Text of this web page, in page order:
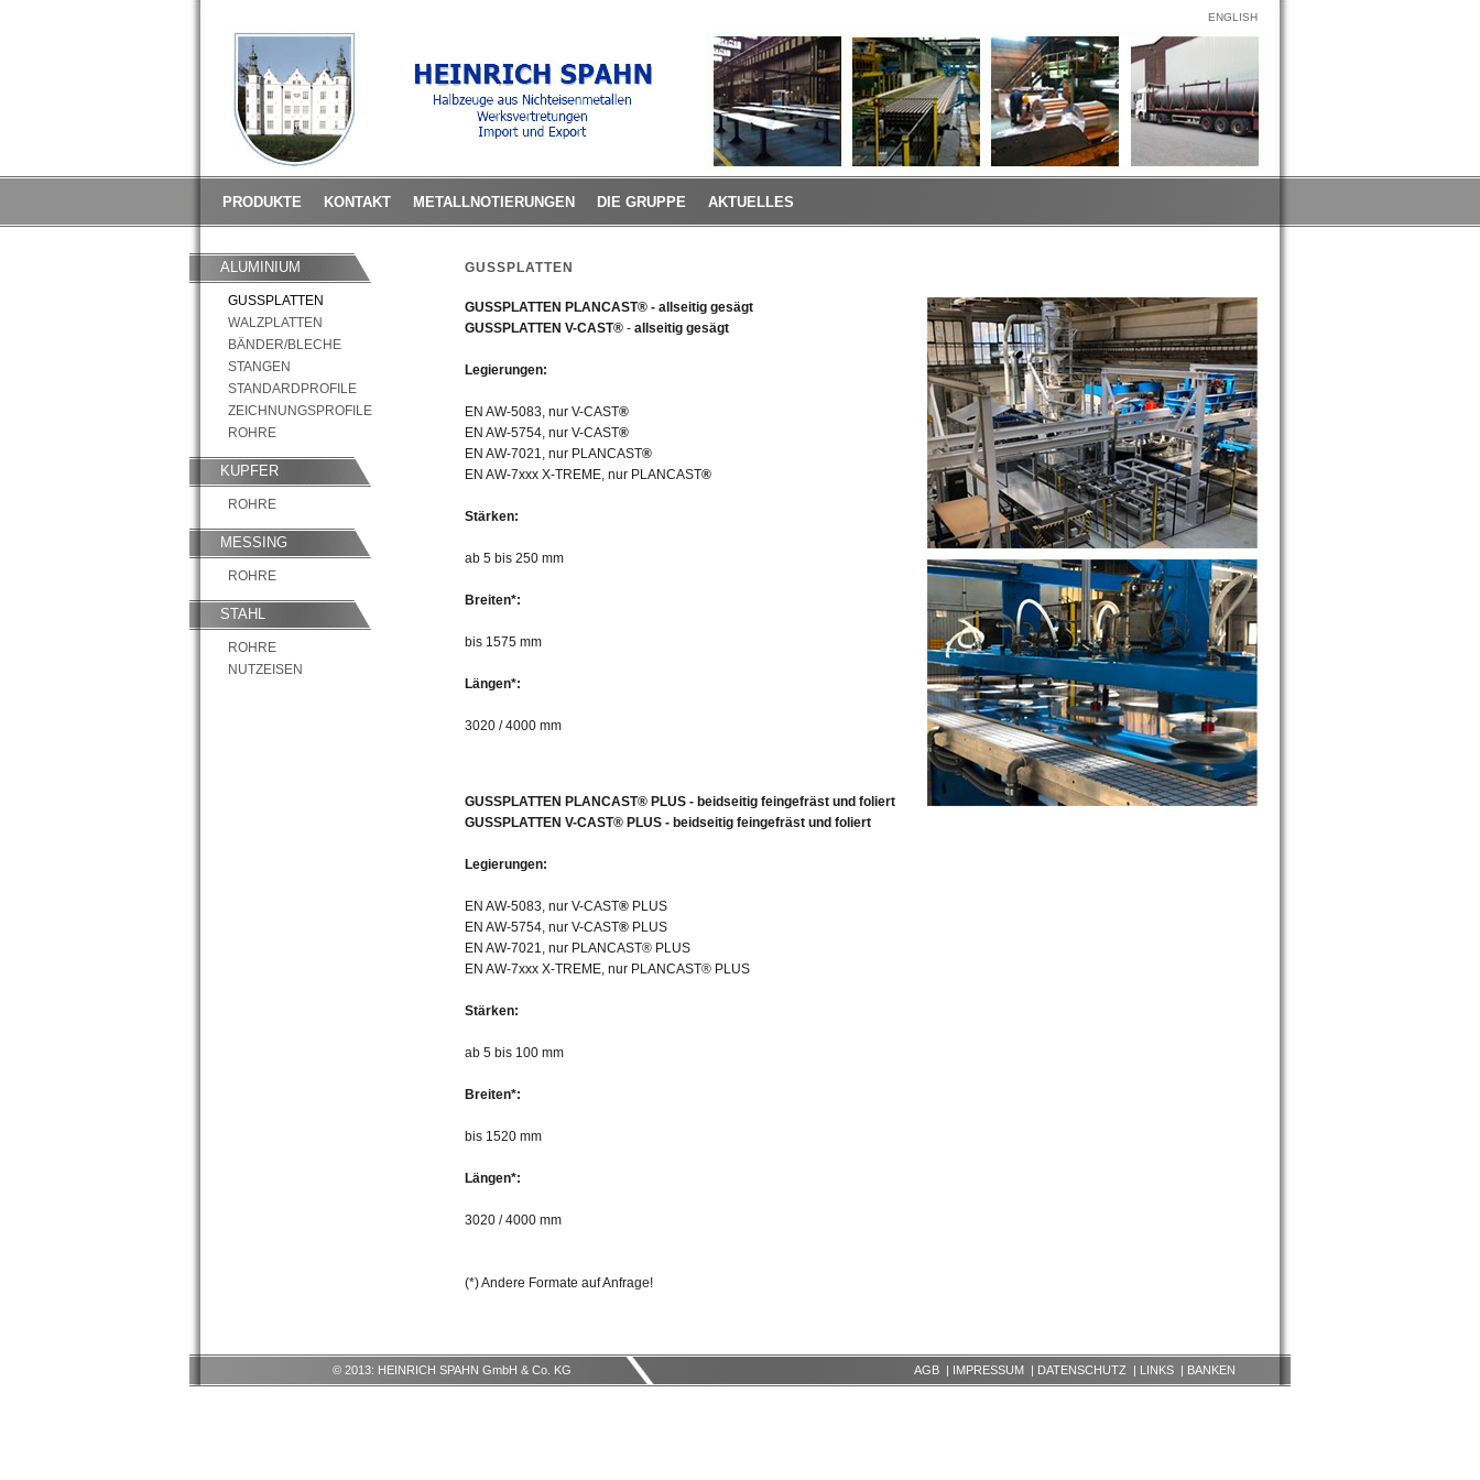
ENGLISH
PRODUKTE KONTAKT METALLNOTIERUNGEN DIE GRUPPE AKTUELLES
ALUMINIUM
GUSSPLATTEN
WALZPLATTEN
BÄNDER/BLECHE
STANGEN
STANDARDPROFILE
ZEICHNUNGSPROFILE
ROHRE
KUPFER
ROHRE
MESSING
ROHRE
STAHL
ROHRE
NUTZEISEN
GUSSPLATTEN
GUSSPLATTEN PLANCAST® - allseitig gesägt
GUSSPLATTEN V-CAST® - allseitig gesägt
Legierungen:
EN AW-5083, nur V-CAST®
EN AW-5754, nur V-CAST®
EN AW-7021, nur PLANCAST®
EN AW-7xxx X-TREME, nur PLANCAST®
Stärken:
ab 5 bis 250 mm
Breiten*:
bis 1575 mm
Längen*:
3020 / 4000 mm
GUSSPLATTEN PLANCAST® PLUS - beidseitig feingefräst und foliert
GUSSPLATTEN V-CAST® PLUS - beidseitig feingefräst und foliert
Legierungen:
EN AW-5083, nur V-CAST® PLUS
EN AW-5754, nur V-CAST® PLUS
EN AW-7021, nur PLANCAST® PLUS
EN AW-7xxx X-TREME, nur PLANCAST® PLUS
Stärken:
ab 5 bis 100 mm
Breiten*:
bis 1520 mm
Längen*:
3020 / 4000 mm
(*) Andere Formate auf Anfrage!
© 2013: HEINRICH SPAHN GmbH & Co. KG AGB | IMPRESSUM | DATENSCHUTZ | LINKS | BANKEN